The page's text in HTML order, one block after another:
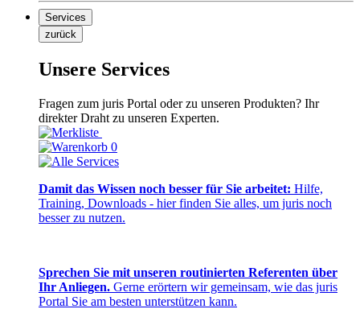
Services
zurück
Unsere Services
Fragen zum juris Portal oder zu unseren Produkten? Ihr
direkter Draht zu unseren Experten.
0
Damit das Wissen noch besser für Sie arbeitet: Hilfe,
Training, Downloads - hier finden Sie alles, um juris noch
besser zu nutzen.
Sprechen Sie mit unseren routinierten Referenten über
Ihr Anliegen. Gerne erörtern wir gemeinsam, wie das juris
Portal Sie am besten unterstützen kann.